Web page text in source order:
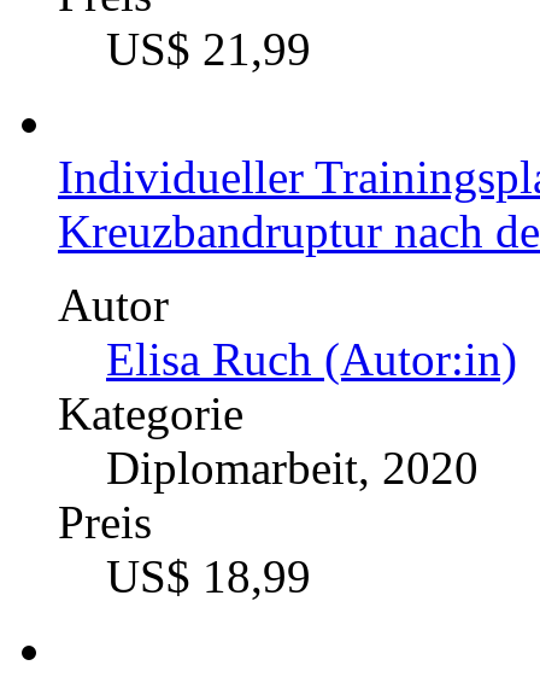
Ernährungsverhalten
Tänzerinnen
Autor
Christine Ploschenz
Kategorie
Masterarbeit, 2014
Preis
US$ 42,99